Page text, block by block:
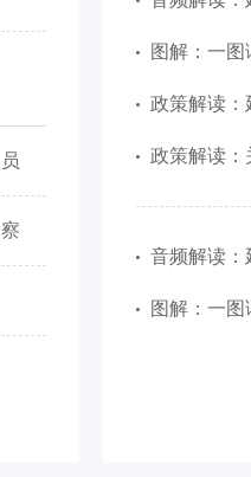
图解：一
政策解读：
政策解读：
音频解读：
图解：一